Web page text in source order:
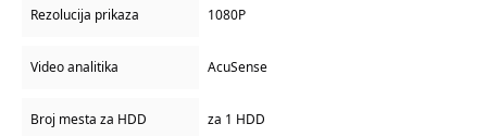
Rezolucija prikaza 1080P
Video analitika AcuSense
Broj mesta za HDD za 1 HDD